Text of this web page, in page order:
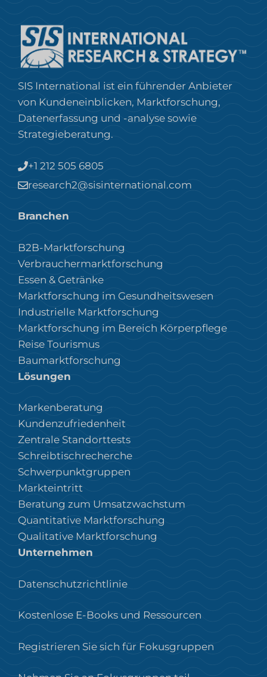
SIS International ist ein führender Anbieter
von Kundeneinblicken, Marktforschung,
Datenerfassung und -analyse sowie
Strategieberatung.
+1 212 505 6805
research2@sisinternational.com
Branchen
B2B-Marktforschung
Verbrauchermarktforschung
Essen & Getränke
Marktforschung im Gesundheitswesen
Industrielle Marktforschung
Marktforschung im Bereich Körperpflege
Reise Tourismus
Baumarktforschung
Lösungen
Markenberatung
Kundenzufriedenheit
Zentrale Standorttests
Schreibtischrecherche
Schwerpunktgruppen
Markteintritt
Beratung zum Umsatzwachstum
Quantitative Marktforschung
Qualitative Marktforschung
Unternehmen
Datenschutzrichtlinie
Kostenlose E-Books und Ressourcen
Registrieren Sie sich für Fokusgruppen